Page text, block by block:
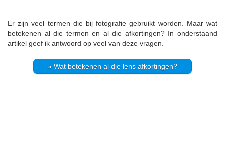
Er zijn veel termen die bij fotografie gebruikt worden. Maar wat
betekenen al die termen en al die afkortingen? In onderstaand
artikel geef ik antwoord op veel van deze vragen.
» Wat betekenen al die lens afkortingen?